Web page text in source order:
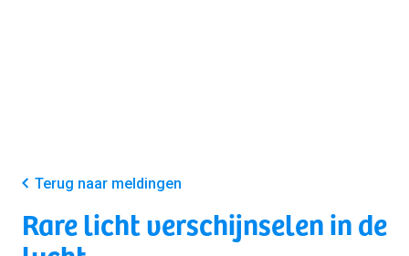
Terug naar meldingen
Rare licht verschijnselen in de